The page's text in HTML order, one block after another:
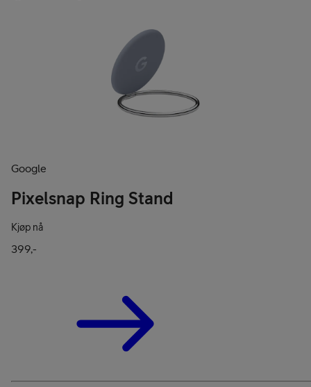
Google
Pixelsnap Ring Stand
Kjøp nå
399,-